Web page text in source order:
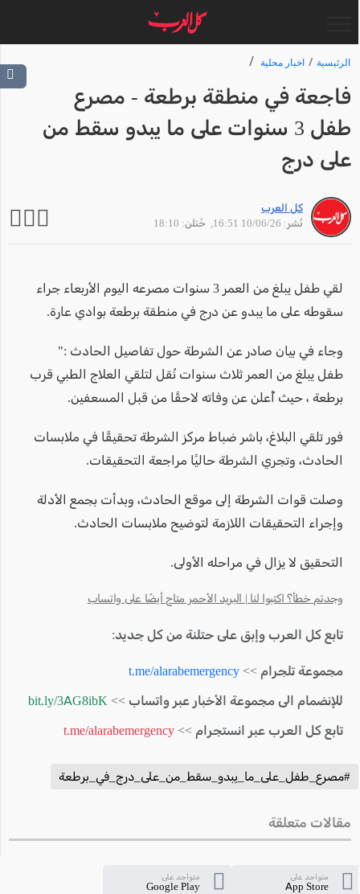
الرئيسية اخبار محلية
فاجعة في منطقة برطعة - مصرع
طفل 3 سنوات على ما يبدو سقط من
على درج
كل العرب
نُشر: 10/06/26 16:51
, حُتلن: 18:10
لقي طفل يبلغ من العمر 3 سنوات مصرعه اليوم الأربعاء جراء
سقوطه على ما يبدو عن درج في منطقة برطعة بوادي عارة.
وجاء في بيان صادر عن الشرطة حول تفاصيل الحادث :"
طفل يبلغ من العمر ثلاث سنوات نُقل لتلقي العلاج الطبي قرب
برطعة ، حيث أُعلن عن وفاته لاحقًا من قبل المسعفين.
فور تلقي البلاغ، باشر ضباط مركز الشرطة تحقيقًا في ملابسات
الحادث، وتجري الشرطة حاليًا مراجعة التحقيقات.
وصلت قوات الشرطة إلى موقع الحادث، وبدأت بجمع الأدلة
وإجراء التحقيقات اللازمة لتوضيح ملابسات الحادث.
التحقيق لا يزال في مراحله الأولى.
وجدتم خطأ؟ اكتبوا لنا | البريد الأحمر متاح أيضًا على واتساب
تابع كل العرب وإبق على حتلنة من كل جديد:
مجموعة تلجرام >> t.me/alarabemergency
للإنضمام الى مجموعة الأخبار عبر واتساب >> bit.ly/3AG8ibK
تابع كل العرب عبر انستجرام >> t.me/alarabemergency
#مصرع_طفل_على_ما_يبدو_سقط_من_على_درج_في_برطعة
مقالات متعلقة
متواجد على
App Store
متواجد على
Google Play